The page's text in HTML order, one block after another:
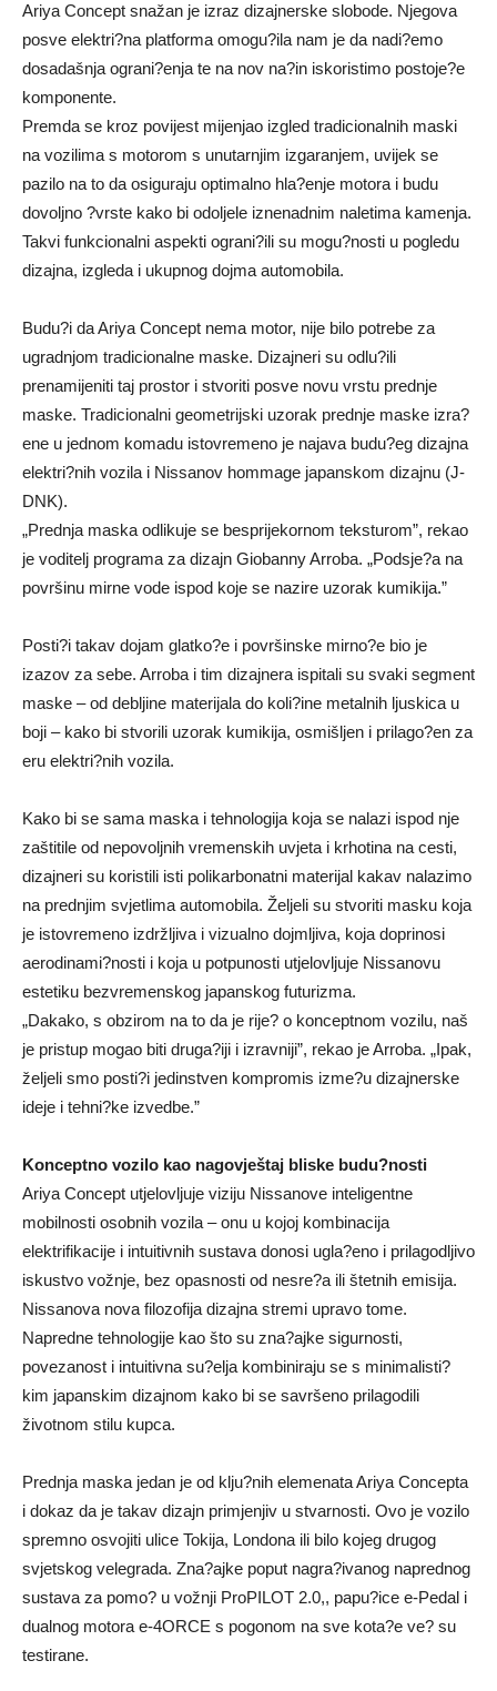
Ariya Concept snažan je izraz dizajnerske slobode. Njegova
posve elektri?na platforma omogu?ila nam je da nadi?emo
dosadašnja ograni?enja te na nov na?in iskoristimo postoje?e
komponente.
Premda se kroz povijest mijenjao izgled tradicionalnih maski
na vozilima s motorom s unutarnjim izgaranjem, uvijek se
pazilo na to da osiguraju optimalno hla?enje motora i budu
dovoljno ?vrste kako bi odoljele iznenadnim naletima kamenja.
Takvi funkcionalni aspekti ograni?ili su mogu?nosti u pogledu
dizajna, izgleda i ukupnog dojma automobila.
Budu?i da Ariya Concept nema motor, nije bilo potrebe za
ugradnjom tradicionalne maske. Dizajneri su odlu?ili
prenamijeniti taj prostor i stvoriti posve novu vrstu prednje
maske. Tradicionalni geometrijski uzorak prednje maske izra?
ene u jednom komadu istovremeno je najava budu?eg dizajna
elektri?nih vozila i Nissanov hommage japanskom dizajnu (J-
DNK).
„Prednja maska odlikuje se besprijekornom teksturom”, rekao
je voditelj programa za dizajn Giobanny Arroba. „Podsje?a na
površinu mirne vode ispod koje se nazire uzorak kumikija.”
Posti?i takav dojam glatko?e i površinske mirno?e bio je
izazov za sebe. Arroba i tim dizajnera ispitali su svaki segment
maske – od debljine materijala do koli?ine metalnih ljuskica u
boji – kako bi stvorili uzorak kumikija, osmišljen i prilago?en za
eru elektri?nih vozila.
Kako bi se sama maska i tehnologija koja se nalazi ispod nje
zaštitile od nepovoljnih vremenskih uvjeta i krhotina na cesti,
dizajneri su koristili isti polikarbonatni materijal kakav nalazimo
na prednjim svjetlima automobila. Željeli su stvoriti masku koja
je istovremeno izdržljiva i vizualno dojmljiva, koja doprinosi
aerodinami?nosti i koja u potpunosti utjelovljuje Nissanovu
estetiku bezvremenskog japanskog futurizma.
„Dakako, s obzirom na to da je rije? o konceptnom vozilu, naš
je pristup mogao biti druga?iji i izravniji”, rekao je Arroba. „Ipak,
željeli smo posti?i jedinstven kompromis izme?u dizajnerske
ideje i tehni?ke izvedbe.”
Konceptno vozilo kao nagovještaj bliske budu?nosti
Ariya Concept utjelovljuje viziju Nissanove inteligentne
mobilnosti osobnih vozila – onu u kojoj kombinacija
elektrifikacije i intuitivnih sustava donosi ugla?eno i prilagodljivo
iskustvo vožnje, bez opasnosti od nesre?a ili štetnih emisija.
Nissanova nova filozofija dizajna stremi upravo tome.
Napredne tehnologije kao što su zna?ajke sigurnosti,
povezanost i intuitivna su?elja kombiniraju se s minimalisti?
kim japanskim dizajnom kako bi se savršeno prilagodili
životnom stilu kupca.
Prednja maska jedan je od klju?nih elemenata Ariya Concepta
i dokaz da je takav dizajn primjenjiv u stvarnosti. Ovo je vozilo
spremno osvojiti ulice Tokija, Londona ili bilo kojeg drugog
svjetskog velegrada. Zna?ajke poput nagra?ivanog naprednog
sustava za pomo? u vožnji ProPILOT 2.0,, papu?ice e-Pedal i
dualnog motora e-4ORCE s pogonom na sve kota?e ve? su
testirane.